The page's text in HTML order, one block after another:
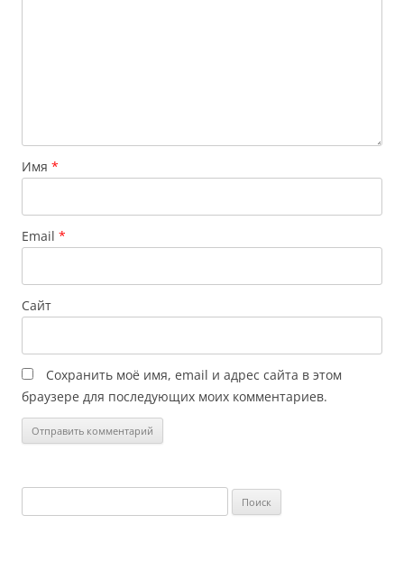
Имя *
Email *
Сайт
Сохранить моё имя, email и адрес сайта в этом
браузере для последующих моих комментариев.